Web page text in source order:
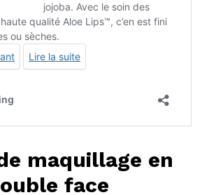
maquillage en
face